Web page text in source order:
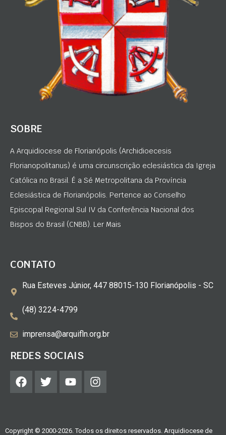
SOBRE
A Arquidiocese de Florianópolis (Archidioecesis
Florianopolitanus) é uma circunscrição eclesiástica da Igreja
Católica no Brasil. É a Sé Metropolitana da Província
Eclesiástica de Florianópolis. Pertence ao Conselho
Episcopal Regional Sul IV da Conferência Nacional dos
Bispos do Brasil (CNBB). Ler Mais
CONTATO
Rua Esteves Júnior, 447 88015-130 Florianópolis - SC
(48) 3224-4799
imprensa@arquifln.org.br
REDES SOCIAIS
Copyright © 2000-2026. Todos os direitos reservados. Arquidiocese de